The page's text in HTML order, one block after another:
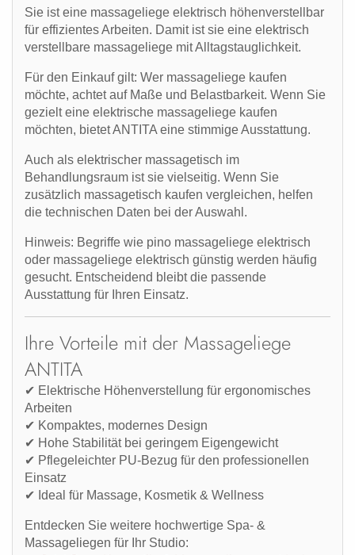
Sie ist eine massageliege elektrisch höhenverstellbar
für effizientes Arbeiten. Damit ist sie eine elektrisch
verstellbare massageliege mit Alltagstauglichkeit.
Für den Einkauf gilt: Wer massageliege kaufen
möchte, achtet auf Maße und Belastbarkeit. Wenn Sie
gezielt eine elektrische massageliege kaufen
möchten, bietet ANTITA eine stimmige Ausstattung.
Auch als elektrischer massagetisch im
Behandlungsraum ist sie vielseitig. Wenn Sie
zusätzlich massagetisch kaufen vergleichen, helfen
die technischen Daten bei der Auswahl.
Hinweis: Begriffe wie pino massageliege elektrisch
oder massageliege elektrisch günstig werden häufig
gesucht. Entscheidend bleibt die passende
Ausstattung für Ihren Einsatz.
Ihre Vorteile mit der Massageliege
ANTITA
✔ Elektrische Höhenverstellung für ergonomisches
Arbeiten
✔ Kompaktes, modernes Design
✔ Hohe Stabilität bei geringem Eigengewicht
✔ Pflegeleichter PU-Bezug für den professionellen
Einsatz
✔ Ideal für Massage, Kosmetik & Wellness
Entdecken Sie weitere hochwertige Spa- &
Massageliegen für Ihr Studio: